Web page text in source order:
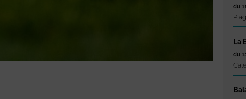
du
La
du